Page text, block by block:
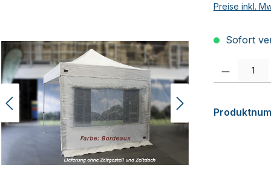
Preise inkl.
Sofort
Produkt